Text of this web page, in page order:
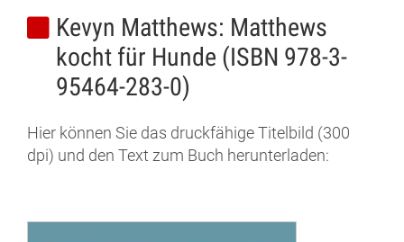
Kevyn Matthews: Matthews
kocht für Hunde (ISBN 978-3-
95464-283-0)
Hier können Sie das druckfähige Titelbild (300
dpi) und den Text zum Buch herunterladen: